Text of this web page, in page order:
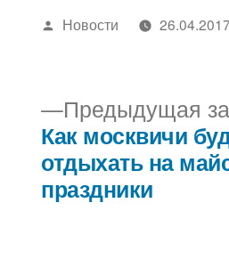
Написано
Новости 26.04.2017
Предыдущая
Как москвичи
отдыхать на
праздники